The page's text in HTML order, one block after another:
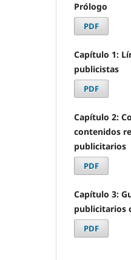
Prólogo
PDF
Capítulo 1:
publicistas
PDF
Capítulo 2:
contenidos
publicitarios
PDF
Capítulo 3:
publicitarios
PDF